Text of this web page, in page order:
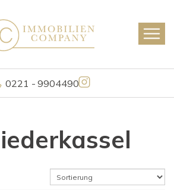
0221 - 9904490